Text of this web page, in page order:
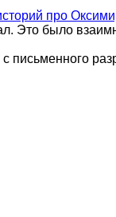
про
Это было
письменного